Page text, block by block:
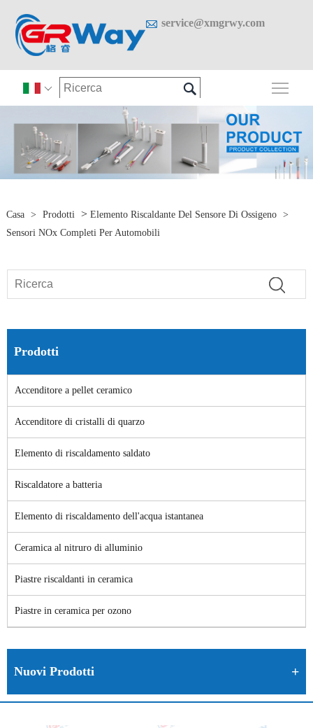
 service@xmgrwy.com
 
Casa > Prodotti > Elemento Riscaldante Del Sensore Di Ossigeno
>
Sensori NOx Completi Per Automobili
Prodotti
Accenditore a pellet ceramico
Accenditore di cristalli di quarzo
Elemento di riscaldamento saldato
Riscaldatore a batteria
Elemento di riscaldamento dell'acqua istantanea
Ceramica al nitruro di alluminio
Piastre riscaldanti in ceramica
Piastre in ceramica per ozono
Nuovi Prodotti